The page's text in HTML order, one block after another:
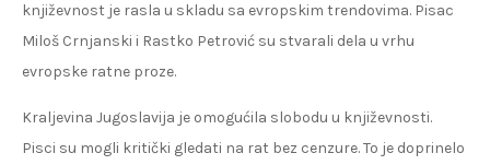
književnost je rasla u skladu sa evropskim trendovima. Pisac
Miloš Crnjanski i Rastko Petrović su stvarali dela u vrhu
evropske ratne proze.
Kraljevina Jugoslavija je omogućila slobodu u književnosti.
Pisci su mogli kritički gledati na rat bez cenzure. To je doprinelo